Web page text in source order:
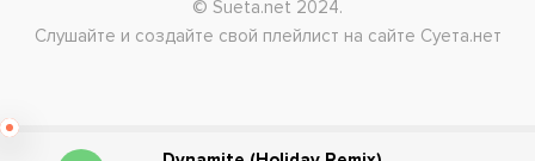
© Sueta.net 2024.
Слушайте и создайте свой плейлист на сайте Суета.нет